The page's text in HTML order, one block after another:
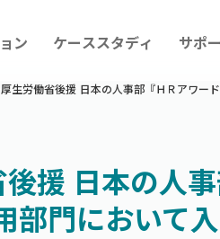
ン ケーススタディ サポ
厚生労働省後援 日本の人事部『ＨＲアワー
援 日本の人
部門において